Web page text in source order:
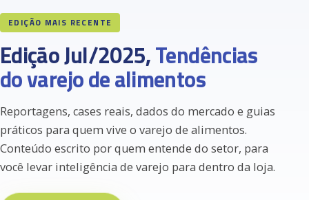
EDIÇÃO MAIS RECENTE
Edição Jul/2025,Tendências
do varejo de alimentos
Reportagens, cases reais, dados do mercado e guias
práticos para quem vive o varejo de alimentos.
Conteúdo escrito por quem entende do setor, para
você levar inteligência de varejo para dentro da loja.